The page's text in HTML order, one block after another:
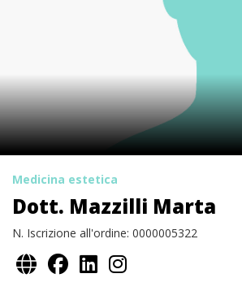
Medicina estetica
Dott. Mazzilli Marta
N. Iscrizione all'ordine: 0000005322